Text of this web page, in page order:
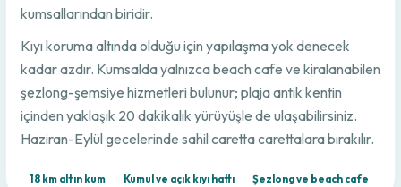
kumsallarından biridir.
Kıyı koruma altında olduğu için yapılaşma yok denecek
kadar azdır. Kumsalda yalnızca beach cafe ve kiralanabilen
şezlong-şemsiye hizmetleri bulunur; plaja antik kentin
içinden yaklaşık 20 dakikalık yürüyüşle de ulaşabilirsiniz.
Haziran-Eylül gecelerinde sahil caretta carettalara bırakılır.
18 km altın kum Kumul ve açık kıyı hattı Şezlong ve beach cafe